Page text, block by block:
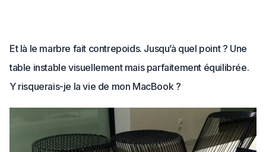
Et là le marbre fait contrepoids. Jusqu’à quel point ? Une
table instable visuellement mais parfaitement équilibrée.
Y risquerais-je la vie de mon MacBook ?